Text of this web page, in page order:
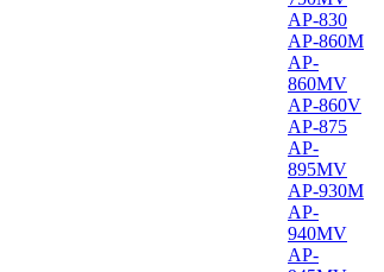
AP-830
AP-860M
AP-
860MV
AP-860V
AP-875
AP-
895MV
AP-930M
AP-
940MV
AP-